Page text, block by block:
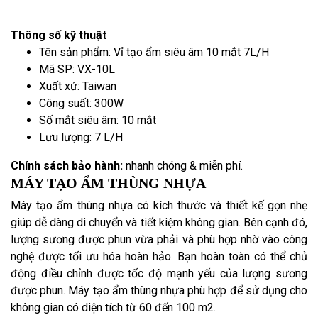
Thông số kỹ thuật
Tên sản phẩm: Vỉ tạo ẩm siêu âm 10 mắt 7L/H
Mã SP: VX-10L
Xuất xứ: Taiwan
Công suất: 300W
Số mắt siêu âm: 10 mắt
Lưu lượng: 7 L/H
Chính sách bảo hành: nhanh chóng & miễn phí.
MÁY TẠO ẨM THÙNG NHỰA
Máy tạo ẩm thùng nhựa có kích thước và thiết kế gọn nhẹ
giúp dễ dàng di chuyển và tiết kiệm không gian. Bên cạnh đó,
lượng sương được phun vừa phải và phù hợp nhờ vào công
nghệ được tối ưu hóa hoàn hảo. Bạn hoàn toàn có thể chủ
động điều chỉnh được tốc độ mạnh yếu của lượng sương
được phun. Máy tạo ẩm thùng nhựa phù hợp để sử dụng cho
không gian có diện tích từ 60 đến 100 m2.